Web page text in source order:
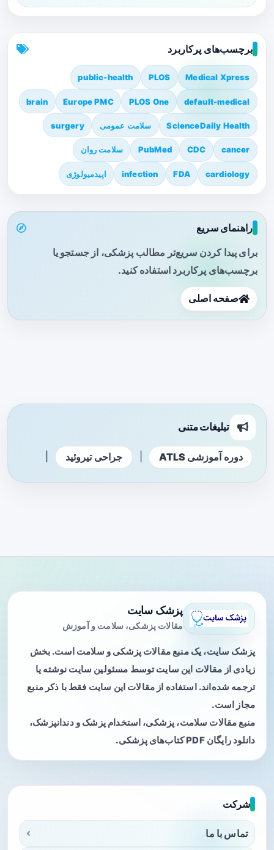
برچسب‌های پرکاربرد
Medical Xpress
PLOS
public-health
default-medical
PLOS One
Europe PMC
brain
ScienceDaily Health سلامت عمومی surgery
cancer
CDC
PubMed سلامت روان
cardiology
FDA
infection اپیدمیولوژی
راهنمای سریع
برای پیدا کردن سریع‌تر مطالب پزشکی، از جستجو یا
برچسب‌های پرکاربرد استفاده کنید.
صفحه اصلی
تبلیغات متنی
دوره آموزشی ATLS جراحی تیروئید
پزشک سایت
مقالات پزشکی، سلامت و آموزش
پزشک سایت، یک منبع مقالات پزشکی و سلامت است. بخش
زیادی از مقالات این سایت توسط مسئولین سایت نوشته یا
ترجمه شده‌اند. استفاده از مقالات این سایت فقط با ذکر منبع
مجاز است.
منبع مقالات سلامت، پزشکی، استخدام پزشک و دندانپزشک،
دانلود رایگان PDF کتاب‌های پزشکی.
شرکت
تماس با ما